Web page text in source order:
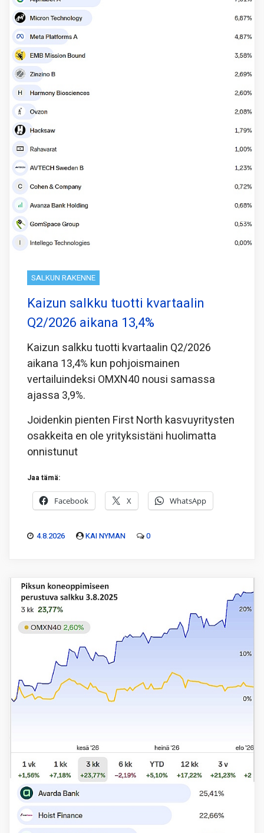
SALKUN RAKENNE
Kaizun salkku tuotti kvartaalin
Q2/2026 aikana 13,4%
Kaizun salkku tuotti kvartaalin Q2/2026
aikana 13,4% kun pohjoismainen
vertailuindeksi OMXN40 nousi samassa
ajassa 3,9%.
Joidenkin pienten First North kasvuyritysten
osakkeita en ole yrityksistäni huolimatta
onnistunut
Jaa tämä:
Facebook X WhatsApp
4.8.2026 KAI NYMAN 0